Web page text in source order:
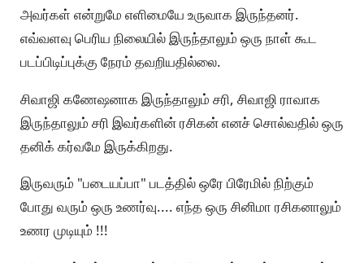
அவர்கள் என்றுமே எளிமையே உருவாக இருந்தனர்.
எவ்வளவு பெரிய நிலையில் இருந்தாலும் ஒரு நாள் கூட
படப்பிடிப்புக்கு நேரம் தவறியதில்லை.
சிவாஜி கணேஷனாக இருந்தாலும் சரி, சிவாஜி ராவாக
இருந்தாலும் சரி இவர்களின் ரசிகன் எனச் சொல்வதில் ஒரு
தனிக் கர்வமே இருக்கிறது.
இருவரும் "படையப்பா" படத்தில் ஒரே பிரேமில் நிற்கும்
போது வரும் ஒரு உணர்வு.... எந்த ஒரு சினிமா ரசிகனாலும்
உணர முடியும் !!!